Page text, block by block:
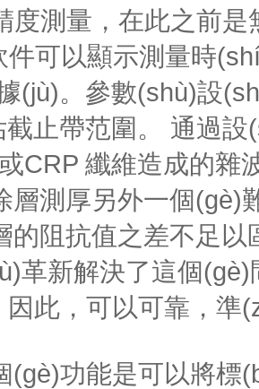
度測量，在此之前是
以顯示測量時
。參數(shù)設
止帶范圍。 通過
CRP 纖維造成的雜
厚另外一個(gè)
涂層的阻抗值之差不足
革新解決了這個
因此，可以可靠
(gè)功能是可以將標